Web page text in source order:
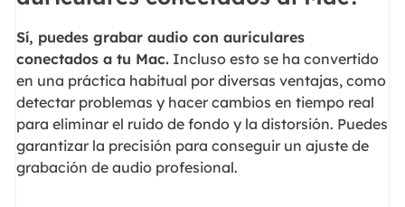
Sí, puedes grabar audio con auriculares
conectados a tu Mac.Incluso esto se ha convertido
en una práctica habitual por diversas ventajas, como
detectar problemas y hacer cambios en tiempo real
para eliminar el ruido de fondo y la distorsión. Puedes
garantizar la precisión para conseguir un ajuste de
grabación de audio profesional.